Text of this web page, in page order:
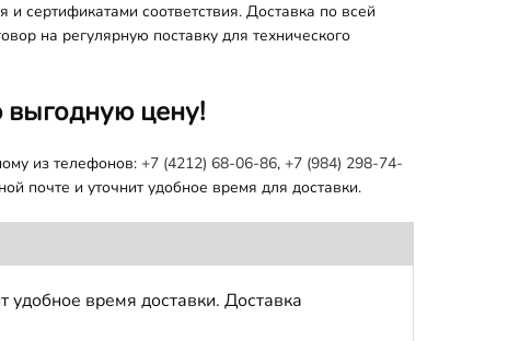
сертификатами соответствия. Доставка по всей
на регулярную поставку для технического
выгодную цену!
из телефонов: +7 (4212) 68-06-86, +7 (984) 298-74-
почте и уточнит удобное время для доставки.
время доставки. Доставка